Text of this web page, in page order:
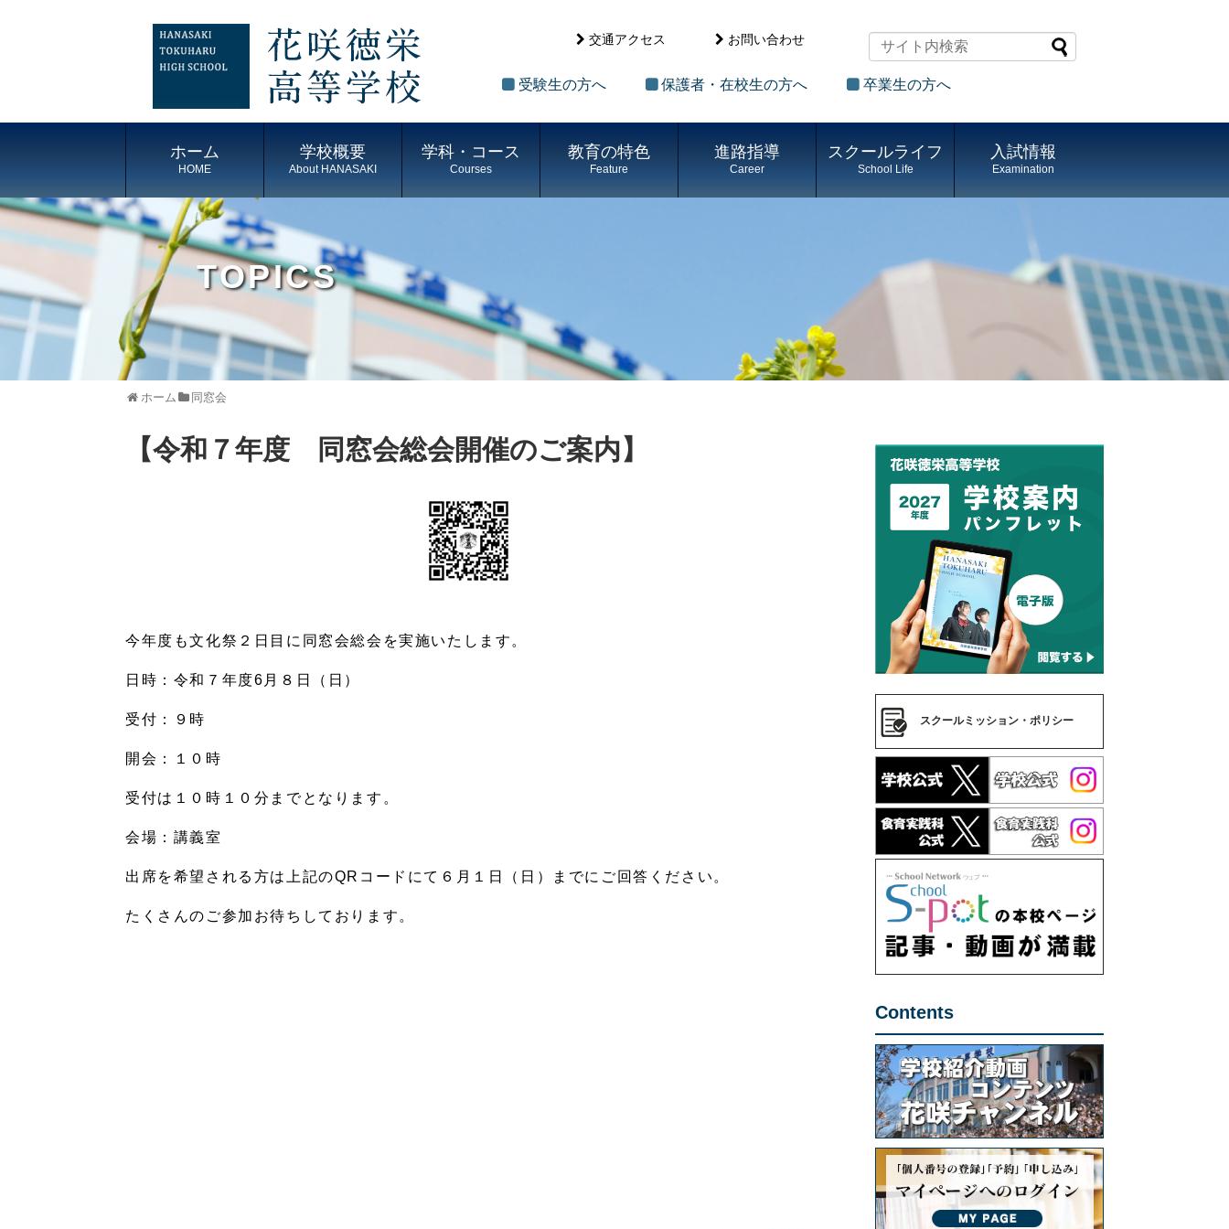
交通アクセス お問い合わせ
受験生の方へ 保護者・在校生の方へ 卒業生の方へ
ホーム
HOME
学校概要
About HANASAKI
学科・コース
Courses
教育の特色
Feature
進路指導
Career
スクールライフ
School Life
入試情報
Examination
TOPICS
ホーム 同窓会
【令和７年度 同窓会総会開催のご案内】
今年度も文化祭２日目に同窓会総会を実施いたします。
日時：令和７年度6月８日（日）
受付：９時
開会：１０時
受付は１０時１０分までとなります。
会場：講義室
出席を希望される方は上記のQRコードにて６月１日（日） までにご回答ください。
たくさんのご参加お待ちしております。
スクールミッション・ポリシー
Contents